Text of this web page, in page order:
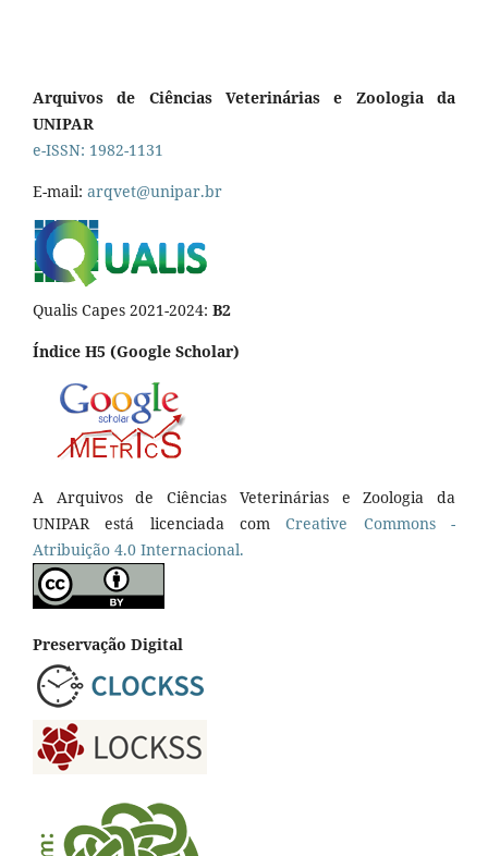
Arquivos de Ciências Veterinárias e Zoologia da
UNIPAR
e-ISSN: 1982-1131
E-mail: arqvet@unipar.br
Qualis Capes 2021-2024: B2
Índice H5 (Google Scholar)
A Arquivos de Ciências Veterinárias e Zoologia da
UNIPAR está licenciada comCreative Commons -
Atribuição 4.0 Internacional.
Preservação Digital